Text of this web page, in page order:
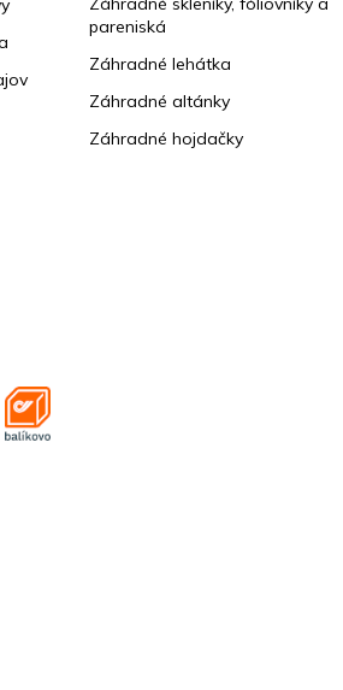
pareniská
Záhradné lehátka
Záhradné altánky
Záhradné hojdačky